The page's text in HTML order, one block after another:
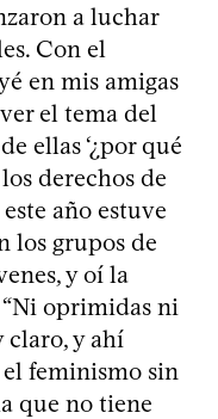
a luchar
Con el
en mis amigas
el tema del
ellas ‘¿por qué
derechos de
año estuve
los grupos de
y oí la
“Ni oprimidas ni
claro, y ahí
feminismo sin
que no tiene